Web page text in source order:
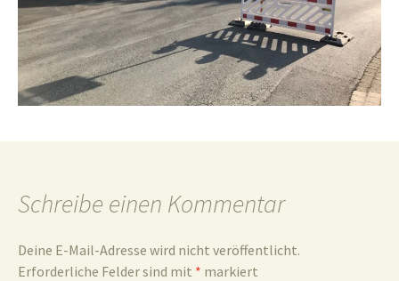
und
Schreibe einen Kommentar
Deine E-Mail-Adresse wird nicht veröffentlicht.
Erforderliche Felder sind mit * markiert